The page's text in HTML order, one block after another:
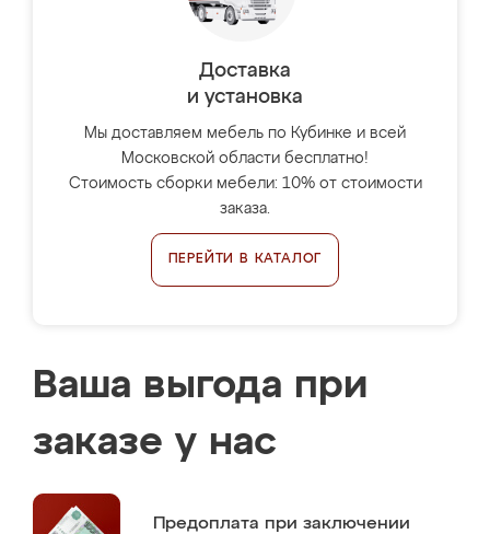
Доставка
и установка
Мы доставляем мебель по Кубинке и всей
Московской области бесплатно!
Стоимость сборки мебели: 10% от стоимости
заказа.
ПЕРЕЙТИ В КАТАЛОГ
Ваша выгода при
заказе у нас
Предоплата при заключении